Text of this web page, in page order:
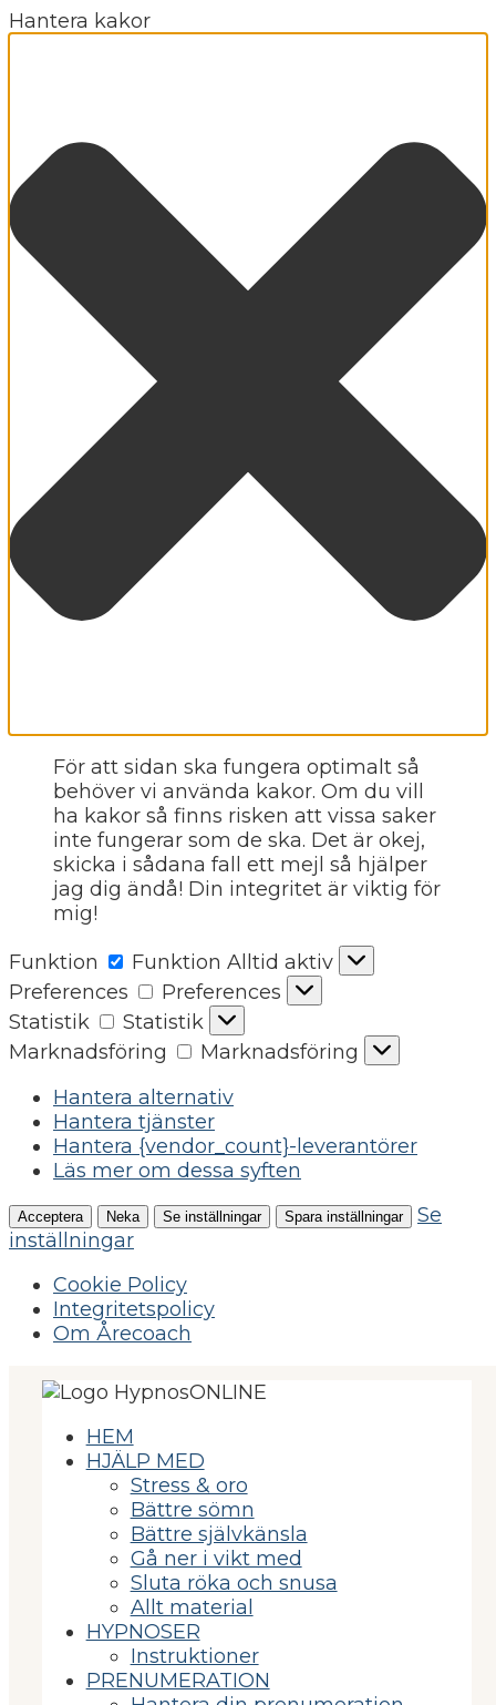
Hantera kakor
För att sidan ska fungera optimalt så
behöver vi använda kakor. Om du vill
ha kakor så finns risken att vissa saker
inte fungerar som de ska. Det är okej,
skicka i sådana fall ett mejl så hjälper
jag dig ändå! Din integritet är viktig för
mig!
Funktion
Funktion Alltid aktiv
Preferences
Preferences
Statistik
Statistik
Marknadsföring
Marknadsföring
Hantera alternativ
Hantera tjänster
Hantera {vendor_count}-leverantörer
Läs mer om dessa syften
Acceptera Neka Se inställningar Spara inställningar
Se
inställningar
Cookie Policy
Integritetspolicy
Om Årecoach
HEM
HJÄLP MED
Stress & oro
Bättre sömn
Bättre självkänsla
Gå ner i vikt med
Sluta röka och snusa
Allt material
HYPNOSER
Instruktioner
PRENUMERATION